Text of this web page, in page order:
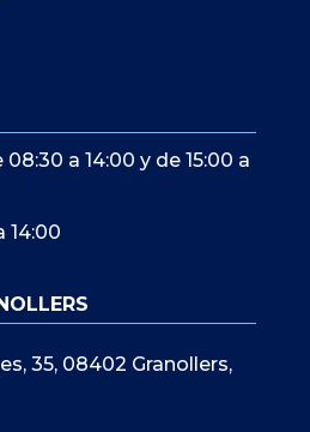
a 14:00 y de 15:00 a
14:00
35, 08402 Granollers,